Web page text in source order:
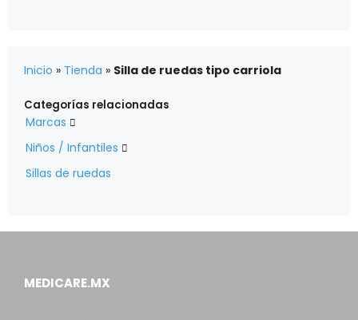
Inicio » Tienda » Silla de ruedas tipo carriola
Categorías relacionadas
Marcas 
Niños / Infantiles 
Sillas de ruedas
MEDICARE.MX